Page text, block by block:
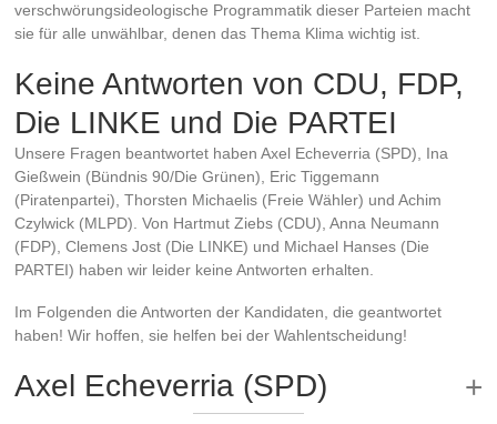
verschwörungsideologische Programmatik dieser Parteien macht
sie für alle unwählbar, denen das Thema Klima wichtig ist.
Keine Antworten von CDU, FDP,
Die LINKE und Die PARTEI
Unsere Fragen beantwortet haben Axel Echeverria (SPD), Ina
Gießwein (Bündnis 90/Die Grünen), Eric Tiggemann
(Piratenpartei), Thorsten Michaelis (Freie Wähler) und Achim
Czylwick (MLPD). Von Hartmut Ziebs (CDU), Anna Neumann
(FDP), Clemens Jost (Die LINKE) und Michael Hanses (Die
PARTEI) haben wir leider keine Antworten erhalten.
Im Folgenden die Antworten der Kandidaten, die geantwortet
haben! Wir hoffen, sie helfen bei der Wahlentscheidung!
Axel Echeverria (SPD)